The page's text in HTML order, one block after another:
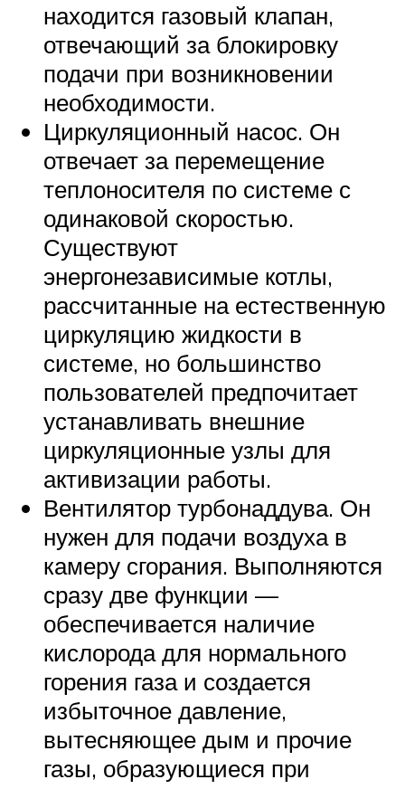
находится газовый клапан,
отвечающий за блокировку
подачи при возникновении
необходимости.
Циркуляционный насос. Он
отвечает за перемещение
теплоносителя по системе с
одинаковой скоростью.
Существуют
энергонезависимые котлы,
рассчитанные на естественную
циркуляцию жидкости в
системе, но большинство
пользователей предпочитает
устанавливать внешние
циркуляционные узлы для
активизации работы.
Вентилятор турбонаддува. Он
нужен для подачи воздуха в
камеру сгорания. Выполняются
сразу две функции —
обеспечивается наличие
кислорода для нормального
горения газа и создается
избыточное давление,
вытесняющее дым и прочие
газы, образующиеся при